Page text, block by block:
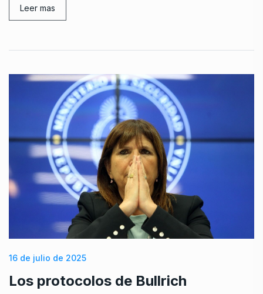
Leer mas
16 de julio de 2025
Los protocolos de Bullrich